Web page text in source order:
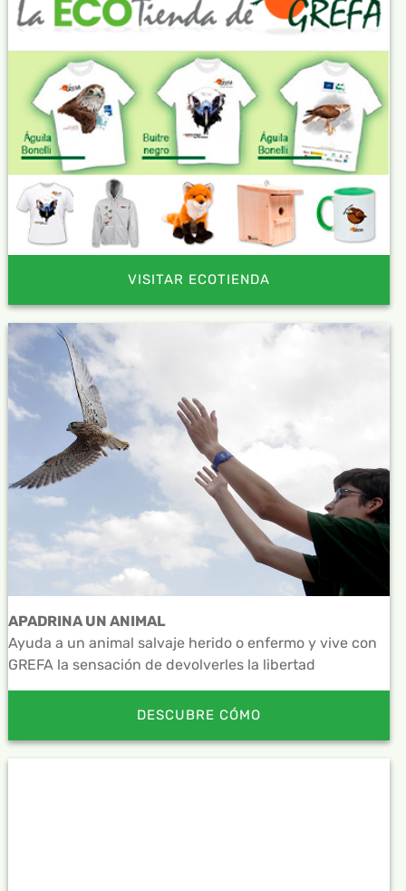
VISITAR ECOTIENDA
APADRINA UN ANIMAL
Ayuda a un animal salvaje herido o enfermo y vive con
GREFA la sensación de devolverles la libertad
DESCUBRE CÓMO